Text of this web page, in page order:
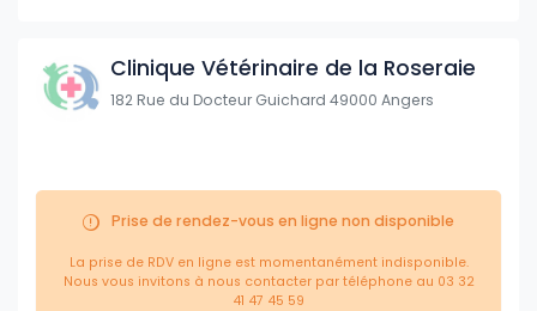
Clinique Vétérinaire de la Roseraie
182 Rue du Docteur Guichard 49000 Angers
Prise de rendez-vous en ligne non disponible
La prise de RDV en ligne est momentanément indisponible.
Nous vous invitons à nous contacter par téléphone au 03 32
41 47 45 59